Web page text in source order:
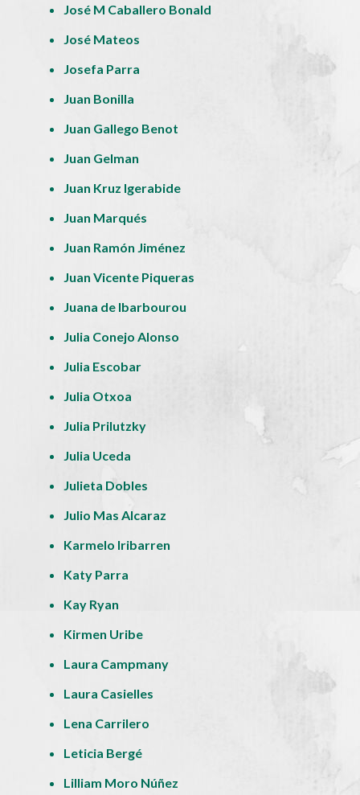
José M Caballero Bonald
José Mateos
Josefa Parra
Juan Bonilla
Juan Gallego Benot
Juan Gelman
Juan Kruz Igerabide
Juan Marqués
Juan Ramón Jiménez
Juan Vicente Piqueras
Juana de Ibarbourou
Julia Conejo Alonso
Julia Escobar
Julia Otxoa
Julia Prilutzky
Julia Uceda
Julieta Dobles
Julio Mas Alcaraz
Karmelo Iribarren
Katy Parra
Kay Ryan
Kirmen Uribe
Laura Campmany
Laura Casielles
Lena Carrilero
Leticia Bergé
Lilliam Moro Núñez